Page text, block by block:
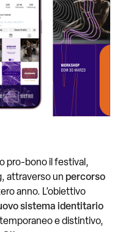
pro-bono il festival,
attraverso un percorso
anno. L’obiettivo
sistema identitario
e distintivo,